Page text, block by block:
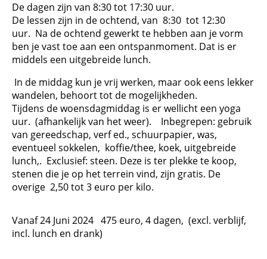
De dagen zijn van 8:30 tot 17:30 uur.
De lessen zijn in de ochtend, van 8:30 tot 12:30
uur. Na de ochtend gewerkt te hebben aan je vorm
ben je vast toe aan een ontspanmoment. Dat is er
middels een uitgebreide lunch.
In de middag kun je vrij werken, maar ook eens lekker
wandelen, behoort tot de mogelijkheden.
Tijdens de woensdagmiddag is er wellicht een yoga
uur. (afhankelijk van het weer). Inbegrepen: gebruik
van gereedschap, verf ed., schuurpapier, was,
eventueel sokkelen, koffie/thee, koek, uitgebreide
lunch,. Exclusief: steen. Deze is ter plekke te koop,
stenen die je op het terrein vind, zijn gratis. De
overige 2,50 tot 3 euro per kilo.
Vanaf 24 Juni 2024 475 euro, 4 dagen, (excl. verblijf,
incl. lunch en drank)